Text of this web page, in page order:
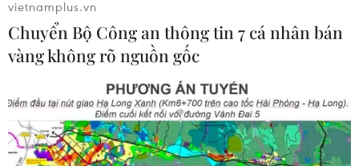
2030
06/08/2026 12:24
Tuyên Quang khẩn trương khắc
phục sạt lở trên các tuyến giao thông
06/08/2026 11:54
vietnamplus.vn
Chuyển Bộ Công an thông tin 7 cá nhân bán
vàng không rõ nguồn gốc